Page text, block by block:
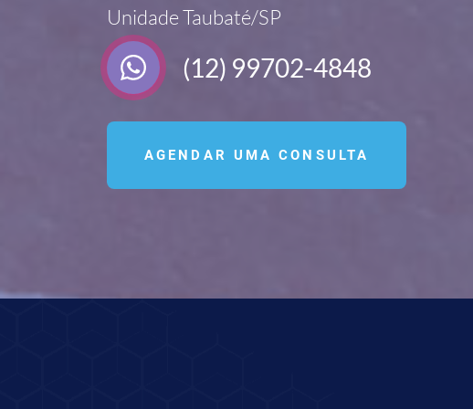
Unidade Taubaté/SP
(12) 99702-4848
AGENDAR UMA CONSULTA